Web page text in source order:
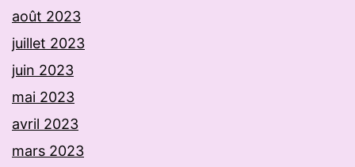
août 2023
juillet 2023
juin 2023
mai 2023
avril 2023
mars 2023